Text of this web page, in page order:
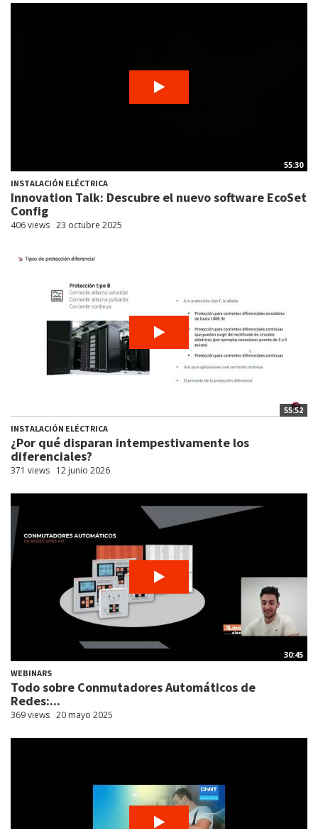
55:30
INSTALACIÓN ELÉCTRICA
Innovation Talk: Descubre el nuevo software EcoSet
Config
406 views 23 octubre 2025
55:52
INSTALACIÓN ELÉCTRICA
¿Por qué disparan intempestivamente los
diferenciales?
371 views 12 junio 2026
30:45
WEBINARS
Todo sobre Conmutadores Automáticos de
Redes:...
369 views 20 mayo 2025